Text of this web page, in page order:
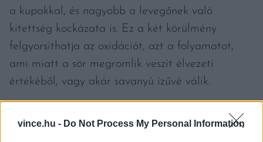
vince.hu - Do Not Process My Personal Information
a kupakkal, és nagyobb a levegőnek való
kitettség kockázata is. Ez a két körülmény
felgyorsíthatja az oxidációt, azt a folyamatot,
ami miatt a sör megromlik veszít élvezeti
értékéből, vagy akár savanyú ízűvé válik.
Eme cikk elolvasásának hatására azért még ne
rohanjunk a hűtőhöz kidobni a fektetve tárolt